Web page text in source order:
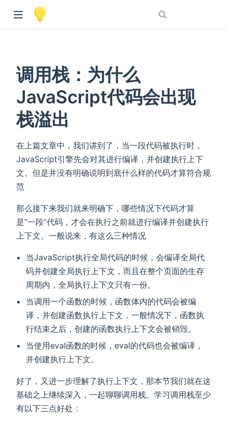
调用栈：为什么
JavaScript代码会出现
栈溢出
在上篇文章中，我们讲到了，当一段代码被执行时，
JavaScript引擎先会对其进行编译，并创建执行上下
文。但是并没有明确说明到底什么样的代码才算符合规
范
那么接下来我们就来明确下，哪些情况下代码才算
是“一段”代码，才会在执行之前就进行编译并创建执行
上下文。一般说来，有这么三种情况
当JavaScript执行全局代码的时候，会编译全局代
码并创建全局执行上下文，而且在整个页面的生存
周期内，全局执行上下文只有一份。
当调用一个函数的时候，函数体内的代码会被编
译，并创建函数执行上下文，一般情况下，函数执
行结束之后，创建的函数执行上下文会被销毁。
当使用eval函数的时候，eval的代码也会被编译，
并创建执行上下文。
好了，又进一步理解了执行上下文，那本节我们就在这
基础之上继续深入，一起聊聊调用栈。学习调用栈至少
有以下三点好处：